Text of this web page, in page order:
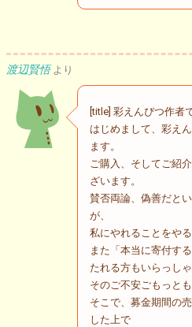
渡辺賢悟 より
[title] 彩えんぴつ作者
はじめまして、彩え
ます。
ご購入、そしてご紹
ざいます。
賛否両論、偽善だと
が、
私にやれることをや
また「本当に寄付す
たれる方もいらっしゃ
そのご不安ごもっとも
そこで、募金期間の
した上で